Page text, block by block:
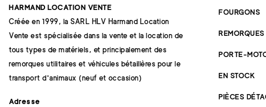
HARMAND LOCATION VENTE
Créée en 1999, la SARL HLV Harmand Location
Vente est spécialisée dans la vente et la location de
tous types de matériels, et principalement des
remorques utilitaires et véhicules bétaillères pour le
transport d'animaux (neuf et occasion)
Adresse
FOURGONS
PORTE-
EN STOCK
PIÈCES